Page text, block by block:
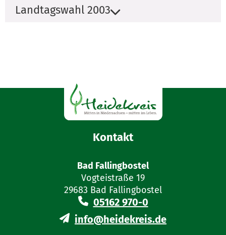
Landtagswahl 2003
Kontakt
Bad Fallingbostel
Vogteistraße 19
29683 Bad Fallingbostel
05162 970-0
info@heidekreis.de